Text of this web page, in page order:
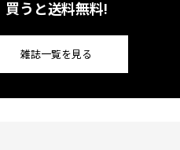
買うと送料無料!
雑誌一覧を見る